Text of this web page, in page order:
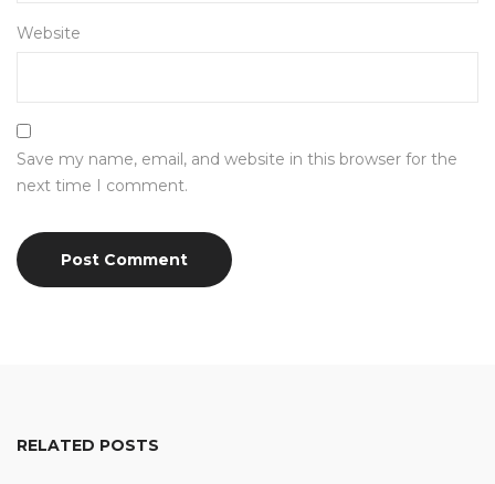
Website
Save my name, email, and website in this browser for the
next time I comment.
RELATED POSTS